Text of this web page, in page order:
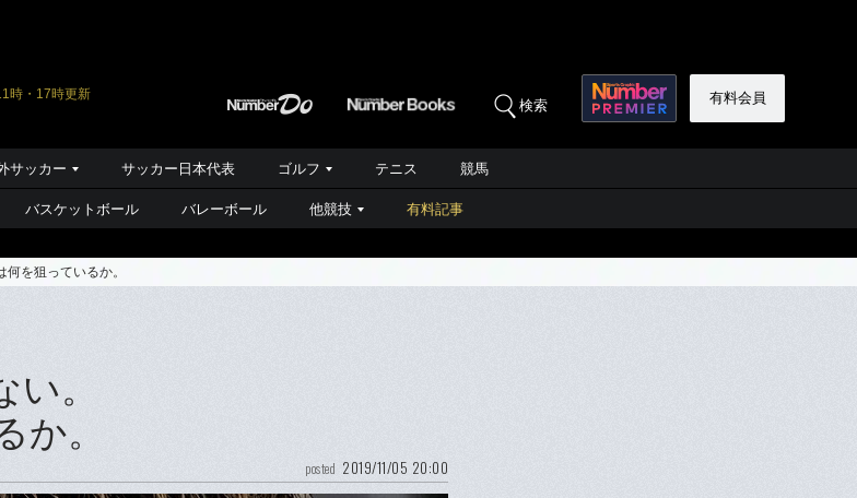
時・17時更新
検索 有料会員
サッカー サッカー日本代表 ゴルフ テニス 競馬
バスケットボール バレーボール 他競技 有料記事
を狙っているか。
。
か。
posted 2019/11/05 20:00